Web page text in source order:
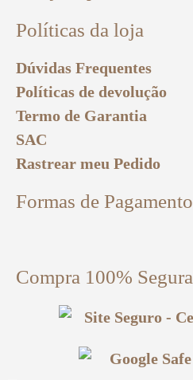
Políticas da loja
Dúvidas Frequentes
Políticas de devolução
Termo de Garantia
SAC
Rastrear meu Pedido
Formas de Pagamento
Compra 100% Segura